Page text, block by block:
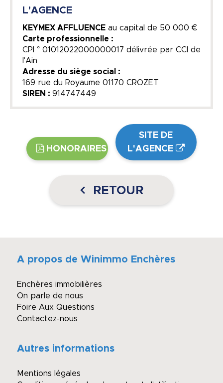
L'AGENCE
KEYMEX AFFLUENCE au capital de 50 000 €
Carte professionnelle :
CPI ° 01012022000000017 délivrée par CCI de
l'Ain
Adresse du siège social :
169 rue du Royaume 01170 CROZET
SIREN : 914747449
HONORAIRES
SITE DE
L'AGENCE
RETOUR
A propos de Winimmo Enchères
Enchères immobilières
On parle de nous
Foire Aux Questions
Contactez-nous
Autres informations
Mentions légales